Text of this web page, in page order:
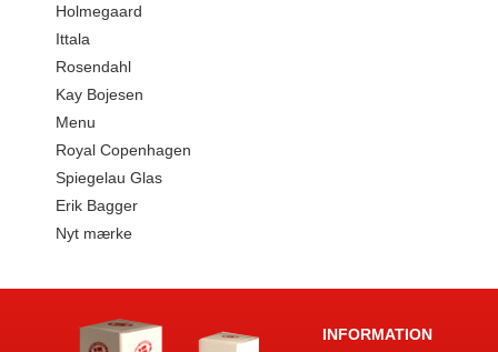
Holmegaard
Ittala
Rosendahl
Kay Bojesen
Menu
Royal Copenhagen
Spiegelau Glas
Erik Bagger
Nyt mærke
INFORMATION